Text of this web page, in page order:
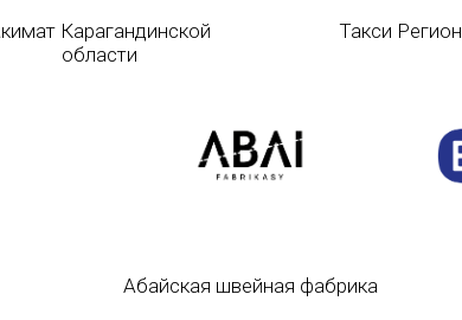
Карагандинской
области
Такси Регион
Абайская швейная фабрика